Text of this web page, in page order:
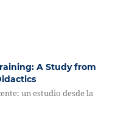
A Study from
un estudio desde la